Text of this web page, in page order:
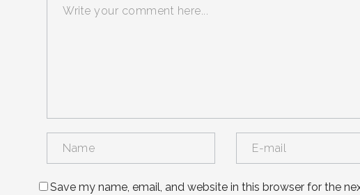
Save my name, email, and website in this browser for the